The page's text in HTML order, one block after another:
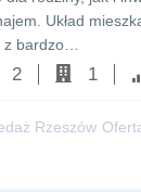
Układ
z bardzo…
2 1
Rzeszów